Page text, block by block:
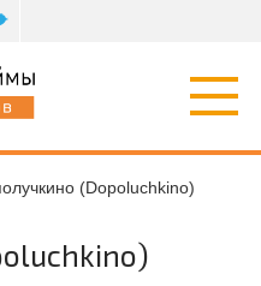
(Dopoluchkino)